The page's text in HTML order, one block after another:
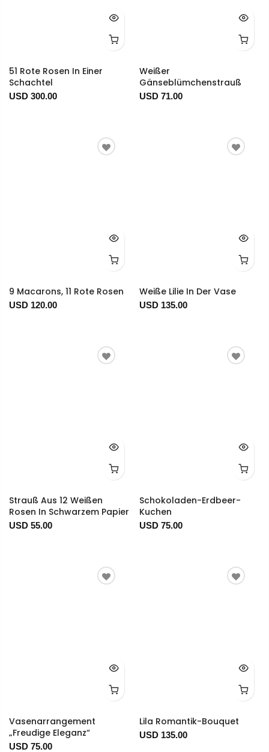
51 Rote Rosen In Einer
Schachtel
USD 300.00
Weißer
Gänseblümchenstrauß
USD 71.00
9 Macarons, 11 Rote Rosen
USD 120.00
Weiße Lilie In Der Vase
USD 135.00
Strauß Aus 12 Weißen
Rosen In Schwarzem Papier
USD 55.00
Schokoladen-Erdbeer-
Kuchen
USD 75.00
Vasenarrangement
„Freudige Eleganz“
USD 75.00
Lila Romantik-Bouquet
USD 135.00